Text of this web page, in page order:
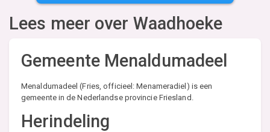
Lees meer over Waadhoeke
Gemeente Menaldumadeel
Menaldumadeel (Fries, officieel: Menameradiel) is een
gemeente in de Nederlandse provincie Friesland.
Herindeling